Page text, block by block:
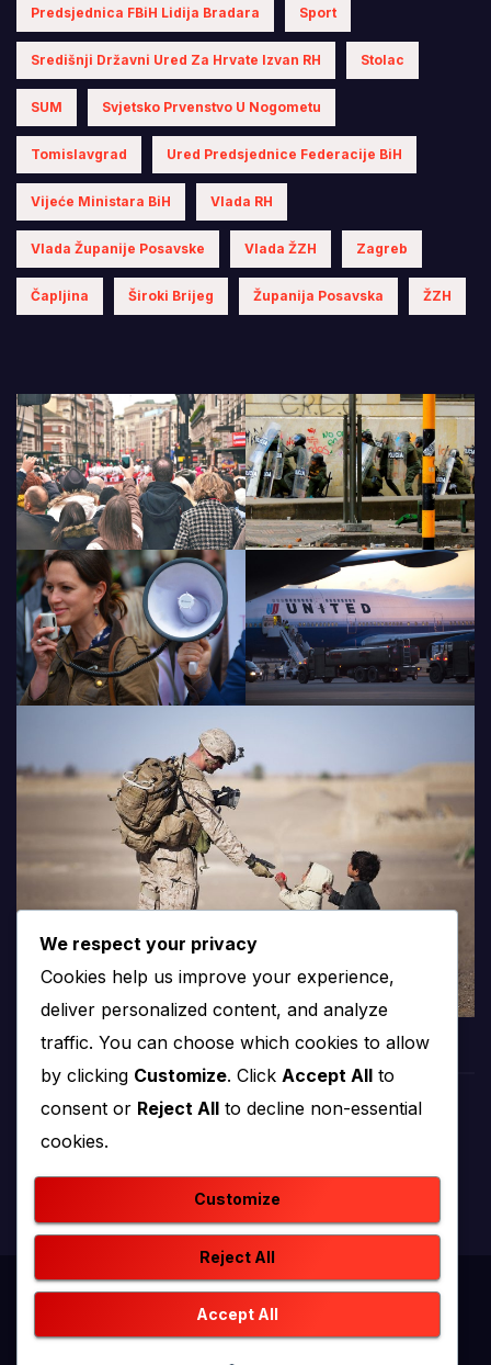
Predsjednica FBiH Lidija Bradara Sport
Središnji Državni Ured Za Hrvate Izvan RH Stolac
SUM Svjetsko Prvenstvo U Nogometu
Tomislavgrad Ured Predsjednice Federacije BiH
Vijeće Ministara BiH Vlada RH
Vlada Županije Posavske Vlada ŽZH Zagreb
Čapljina Široki Brijeg Županija Posavska ŽZH
produkcija i emitiranje tv programa
Proudly powered by WordPress|Theme: newstack by
Themeansar
We respect your privacy
Cookies help us improve your experience,
deliver personalized content, and analyze
traffic. You can choose which cookies to allow
by clicking Customize. Click Accept All to
consent or Reject All to decline non-essential
cookies.
Customize
Reject All
Accept All